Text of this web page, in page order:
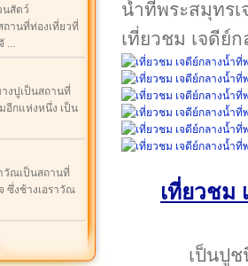
นสัตว์
ถานที่ท่องเที่ยวที่
...
งปูเป็นสถานที่
อีกแห่งหนึ่ง เป็น
ณเป็นสถานที่
ซึ่งช้างเอราวัณ
เที่ยวชม เจดีย์
เที่ยวชม
เป็นปู